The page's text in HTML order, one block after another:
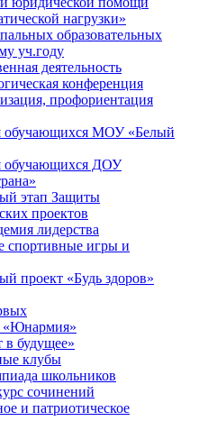
нагрузки»
образовательных
уч.году
деятельность
конференция
профориентация
обучающихся МОУ «Белый
обучающихся ДОУ
этап Защиты
проектов
лидерства
спортивные игры и
проект «Будь здоров»
в будущее»
клубы
школьников
сочинений
и патриотическое